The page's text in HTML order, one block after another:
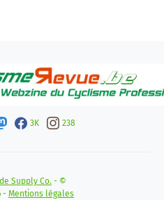
3K 238
Supply Co. - ©
- Mentions légales